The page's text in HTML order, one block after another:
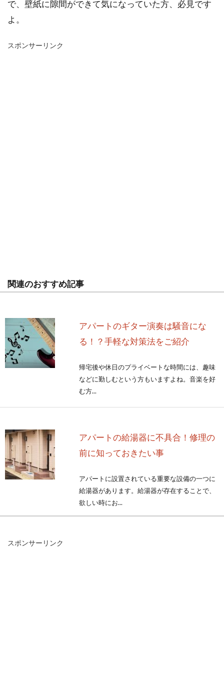
で、壁紙に隙間ができて気になっていた方、必見です
よ。
スポンサーリンク
関連のおすすめ記事
アパートのギター演奏は騒音にな
る！？手軽な対策法をご紹介
帰宅後や休日のプライベートな時間には、趣味
などに勤しむという方もいますよね。音楽を好
む方...
アパートの給湯器に不具合！修理の
前に知っておきたい事
アパートに設置されている重要な設備の一つに
給湯器があります。給湯器が存在することで、
欲しい時にお...
スポンサーリンク